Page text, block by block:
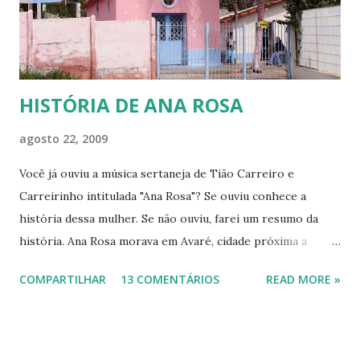
que é só ter uma coberta e precisar enrolar os pés com
jornal e colocá-los dent...
HISTÓRIA DE ANA ROSA
agosto 22, 2009
Você já ouviu a música sertaneja de Tião Carreiro e
Carreirinho intitulada "Ana Rosa"? Se ouviu conhece a
história dessa mulher. Se não ouviu, farei um resumo da
história. Ana Rosa morava em Avaré, cidade próxima a
pois havia se apaixonado por Francisco de Carvalho Bastos,
COMPARTILHAR 13 COMENTÁRIOS READ MORE »